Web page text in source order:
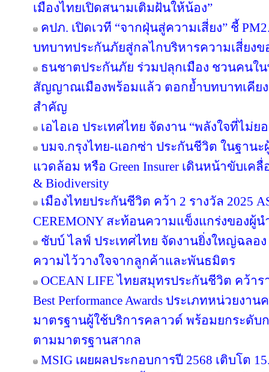
เมืองไทยเปิดสนามเติมฝันให้น้อง”
คปภ. เปิดเวที “จากฝุ่นสู่ความเสี่ยง” ชี้
บทบาทประกันภัยสู่กลไกบริหารความเสี่ยงข
ธนชาตประกันภัย ร่วมปลุกเมือง ชวนคนใ
สัญญาณเมืองพร้อมแล้ว ตอกย้ำบทบาทเคีย
สำคัญ
เอไอเอ ประเทศไทย จัดงาน “พลังใจที่ไม่
บมจ.กรุงไทย-แอกซ่า ประกันชีวิต ในฐาน
แวดล้อม หรือ Green Insurer เดินหน้าขับเคลื่
& Biodiversity
เมืองไทยประกันชีวิต คว้า 2 รางวัล 2025
CEREMONY สะท้อนความแข็งแกร่งของผู้
ชับบ์ ไลฟ์ ประเทศไทย จัดงานยิ่งใหญ่ฉลอ
ความไว้วางใจจากลูกค้าและพันธมิตร
OCEAN LIFE ไทยสมุทรประกันชีวิต คว้ารา
Best Performance Awards ประเภทหน่วยง
มาตรฐานผู้ใช้บริการคลาวด์ พร้อมยกระดับ
ตามมาตรฐานสากล
MSIG เผยผลประกอบการปี 2568 เติบโต